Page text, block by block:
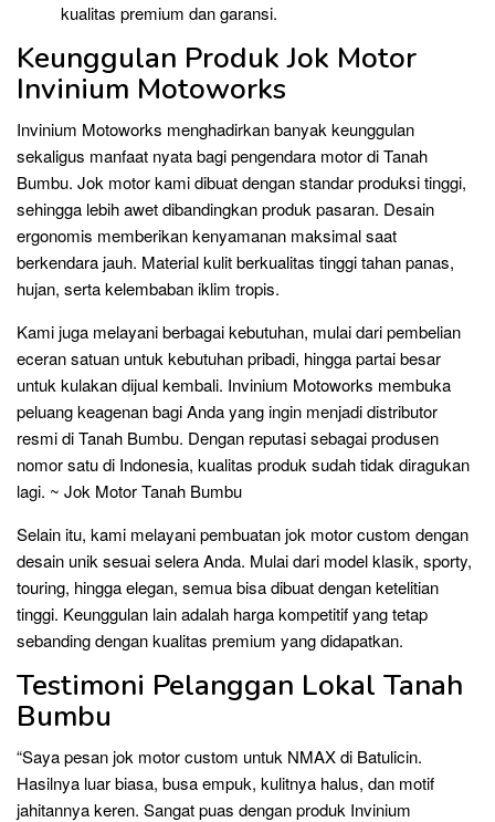
kualitas premium dan garansi.
Keunggulan Produk Jok Motor
Invinium Motoworks
Invinium Motoworks menghadirkan banyak keunggulan
sekaligus manfaat nyata bagi pengendara motor di Tanah
Bumbu. Jok motor kami dibuat dengan standar produksi tinggi,
sehingga lebih awet dibandingkan produk pasaran. Desain
ergonomis memberikan kenyamanan maksimal saat
berkendara jauh. Material kulit berkualitas tinggi tahan panas,
hujan, serta kelembaban iklim tropis.
Kami juga melayani berbagai kebutuhan, mulai dari pembelian
eceran satuan untuk kebutuhan pribadi, hingga partai besar
untuk kulakan dijual kembali. Invinium Motoworks membuka
peluang keagenan bagi Anda yang ingin menjadi distributor
resmi di Tanah Bumbu. Dengan reputasi sebagai produsen
nomor satu di Indonesia, kualitas produk sudah tidak diragukan
lagi. ~ Jok Motor Tanah Bumbu
Selain itu, kami melayani pembuatan jok motor custom dengan
desain unik sesuai selera Anda. Mulai dari model klasik, sporty,
touring, hingga elegan, semua bisa dibuat dengan ketelitian
tinggi. Keunggulan lain adalah harga kompetitif yang tetap
sebanding dengan kualitas premium yang didapatkan.
Testimoni Pelanggan Lokal Tanah
Bumbu
“Saya pesan jok motor custom untuk NMAX di Batulicin.
Hasilnya luar biasa, busa empuk, kulitnya halus, dan motif
jahitannya keren. Sangat puas dengan produk Invinium